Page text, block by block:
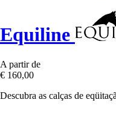
Equiline
A partir de
€ 160,00
Descubra as calças de